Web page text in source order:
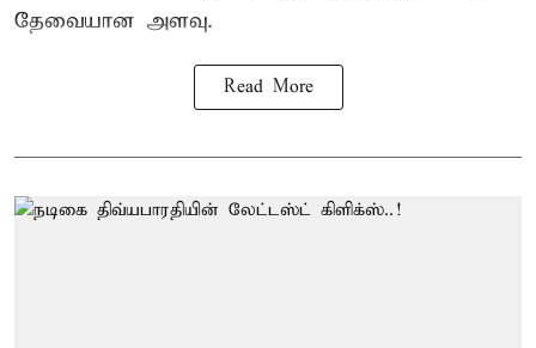
தேவையான அளவு.
Read More